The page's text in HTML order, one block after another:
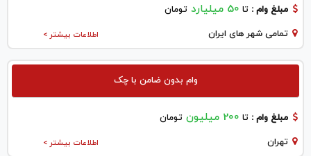
مبلغ وام : تا 50 میلیارد تومان
اطلاعات بیشتر > تمامی شهر های ایران
وام بدون ضامن با چک
مبلغ وام : تا 200 میلیون تومان
اطلاعات بیشتر > تهران